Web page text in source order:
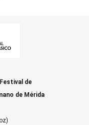
de
de Mérida